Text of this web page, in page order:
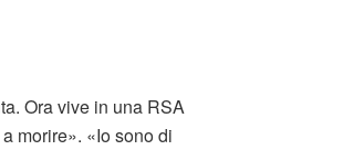
Ora vive in una RSA
morire». «Io sono di